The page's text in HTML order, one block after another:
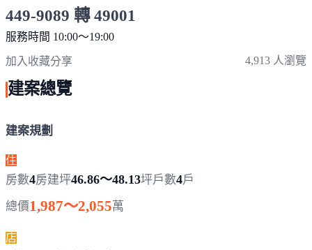
449-9089 轉 49001
服務時間 10:00～19:00
加入收藏分享 4,913 人瀏覽
建案總覽
建案規劃
住
房數4房建坪46.86～48.13坪戶數4戶
總價1,987～2,055萬
店